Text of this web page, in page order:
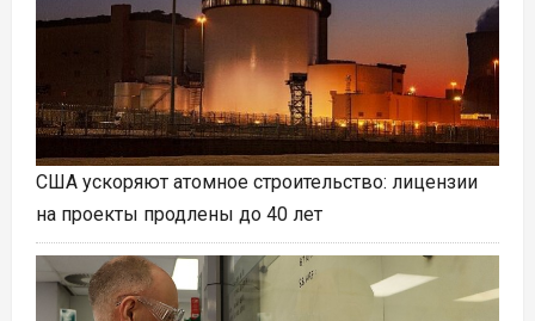
США ускоряют атомное строительство: лицензии
на проекты продлены до 40 лет